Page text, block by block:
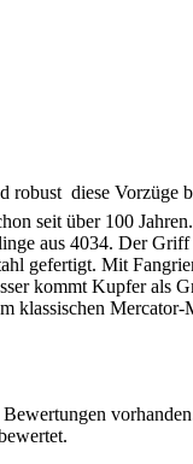
 diese Vorzüge
seit über 100 Jahren.
aus 4034. Der
gefertigt. Mit
kommt Kupfer als
klassischen Mercator-